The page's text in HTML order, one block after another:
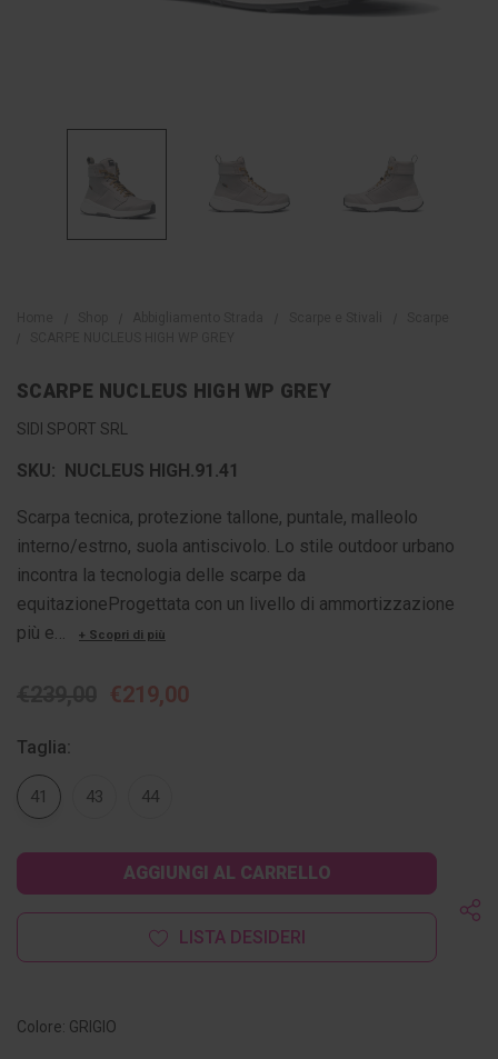
SCARPE NUCLEUS HIGH WP GREY
SIDI SPORT SRL
SKU: NUCLEUS HIGH.91.41
Scarpa tecnica, protezione tallone, puntale, malleolo
interno/estrno, suola antiscivolo. Lo stile outdoor urbano
incontra la tecnologia delle scarpe da
equitazioneProgettata con un livello di ammortizzazione
più e…
+ Scopri di più
€219,00
Taglia:
41 43 44
attuale:
LISTA DESIDERI
Colore: GRIGIO